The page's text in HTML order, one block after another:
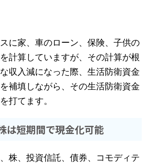
に家、車のローン、保険、子供の
計算していますが、その計算が根
収入減になった際、生活防衛資金
補填しながら、その生活防衛資金
打てます。
は短期間で現金化可能
株、投資信託、債券、コモディテ